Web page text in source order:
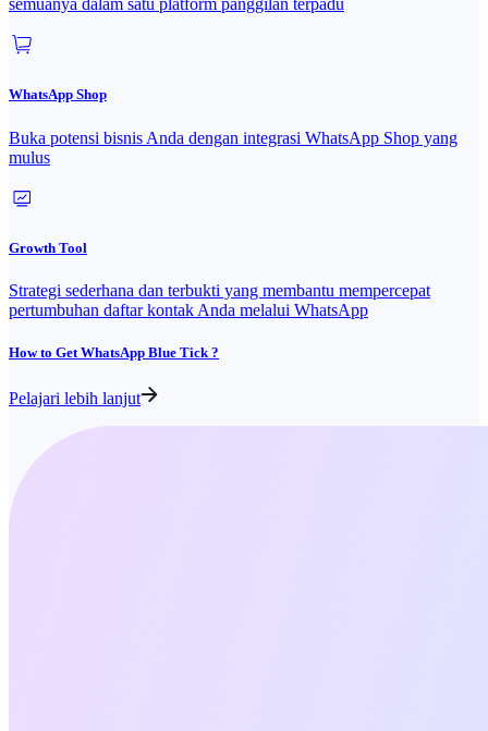
semuanya dalam satu platform panggilan terpadu
WhatsApp Shop
Buka potensi bisnis Anda dengan integrasi WhatsApp Shop yang
mulus
Growth Tool
Strategi sederhana dan terbukti yang membantu mempercepat
pertumbuhan daftar kontak Anda melalui WhatsApp
How to Get WhatsApp Blue Tick ?
Pelajari lebih lanjut